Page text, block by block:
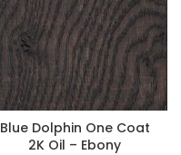
Blue Dolphin One Coat
2K Oil – Ebony